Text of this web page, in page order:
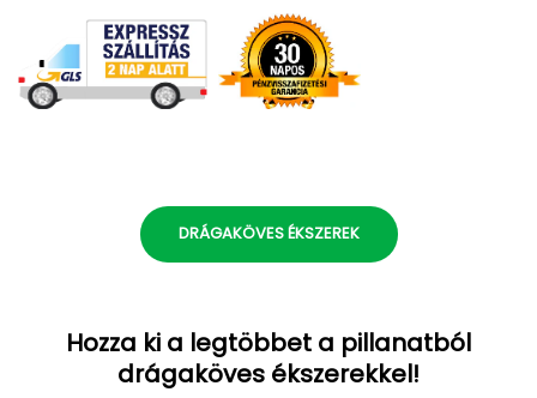
DRÁGAKÖVES ÉKSZEREK
Hozza ki a legtöbbet a pillanatból
drágaköves ékszerekkel!